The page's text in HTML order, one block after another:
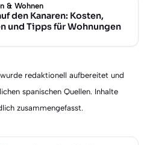
& Wohnen
den Kanaren: Kosten,
und Tipps für Wohnungen
redaktionell aufbereitet und
spanischen Quellen. Inhalte
zusammengefasst.